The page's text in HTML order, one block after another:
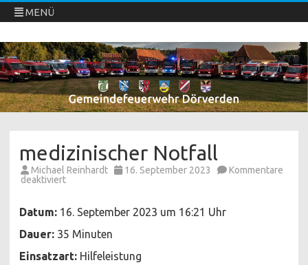
MENÜ
Freiwillige Feuerwehren Dörverden
Direkt
zum
Inhalt
springen
medizinischer Notfall
Michael Reinhardt 16. September 2023
Kommentare
deaktiviertfür
Datum: 16. September 2023 um 16:21 Uhr
Dauer: 35 Minuten
Einsatzart: Hilfeleistung